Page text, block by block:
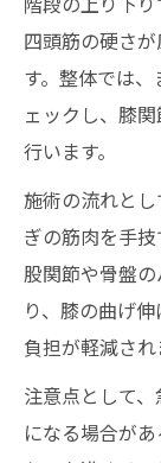
四頭筋の硬さ
す。整体では
ェックし、膝
行います。
施術の流れと
ぎの筋肉を手
股関節や骨盤
り、膝の曲げ
負担が軽減され
注意点として
になる場合が